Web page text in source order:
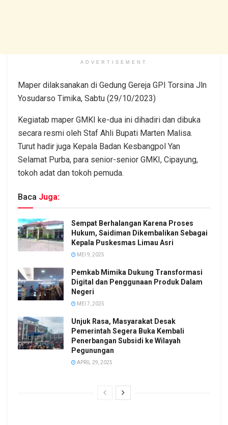
ADVERTISEMENT
Maper dilaksanakan di Gedung Gereja GPI Torsina Jln
Yosudarso Timika, Sabtu (29/10/2023)
Kegiatab maper GMKI ke-dua ini dihadiri dan dibuka
secara resmi oleh Staf Ahli Bupati Marten Malisa.
Turut hadir juga Kepala Badan Kesbangpol Yan
Selamat Purba, para senior-senior GMKI, Cipayung,
tokoh adat dan tokoh pemuda.
Baca Juga:
Sempat Berhalangan Karena Proses
Hukum, Saidiman Dikembalikan Sebagai
Kepala Puskesmas Limau Asri
MEI 9, 2025
Pemkab Mimika Dukung Transformasi
Digital dan Penggunaan Produk Dalam
Negeri
MEI 7, 2025
Unjuk Rasa, Masyarakat Desak
Pemerintah Segera Buka Kembali
Penerbangan Subsidi ke Wilayah
Pegunungan
APRIL 29, 2025